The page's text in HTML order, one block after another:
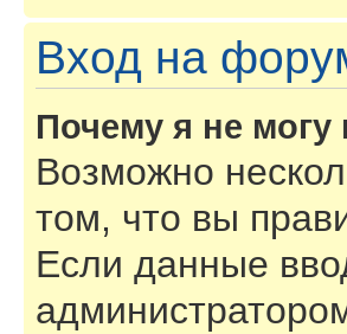
Вход на
Почему я не
Возможно
том, что вы
Если данные